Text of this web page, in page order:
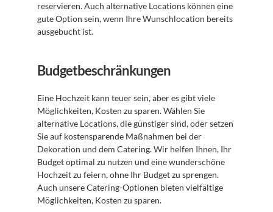
reservieren. Auch alternative Locations können eine
gute Option sein, wenn Ihre Wunschlocation bereits
ausgebucht ist.
Budgetbeschränkungen
Eine Hochzeit kann teuer sein, aber es gibt viele
Möglichkeiten, Kosten zu sparen. Wählen Sie
alternative Locations, die günstiger sind, oder setzen
Sie auf kostensparende Maßnahmen bei der
Dekoration und dem Catering. Wir helfen Ihnen, Ihr
Budget optimal zu nutzen und eine wunderschöne
Hochzeit zu feiern, ohne Ihr Budget zu sprengen.
Auch unsere Catering-Optionen bieten vielfältige
Möglichkeiten, Kosten zu sparen.